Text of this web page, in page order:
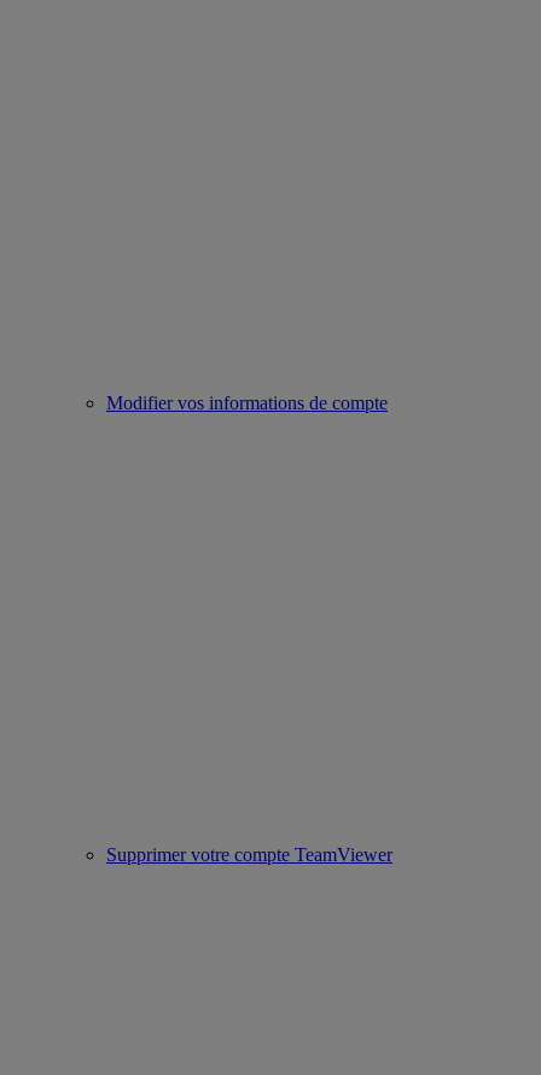
Modifier vos informations de compte
Supprimer votre compte TeamViewer